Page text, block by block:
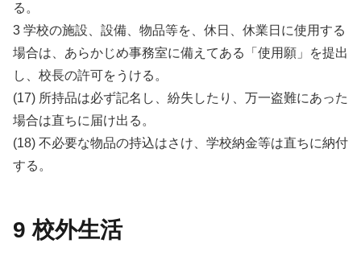
る。
3 学校の施設、設備、物品等を、休日、休業日に使用する
場合は、あらかじめ事務室に備えてある「使用願」を提出
し、校長の許可をうける。
(17) 所持品は必ず記名し、紛失したり、万一盗難にあった
場合は直ちに届け出る。
(18) 不必要な物品の持込はさけ、学校納金等は直ちに納付
する。
9 校外生活